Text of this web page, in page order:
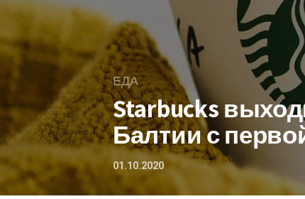
ЕДА
Starbucks
Балтии с
01.10.2020